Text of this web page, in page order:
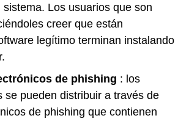
Los usuarios que son
creer que están
legítimo terminan instalando
de phishing : los
se pueden distribuir a través de
de phishing que contienen